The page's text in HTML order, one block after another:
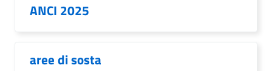
ANCI 2025
aree di sosta